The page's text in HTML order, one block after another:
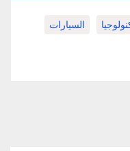
السيارات